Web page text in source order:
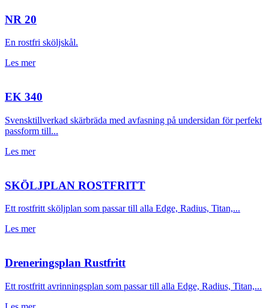
NR 20
En rostfri sköljskål.
Les mer
EK 340
Svensktillverkad skärbräda med avfasning på undersidan för perfekt
passform till...
Les mer
SKÖLJPLAN ROSTFRITT
Ett rostfritt sköljplan som passar till alla Edge, Radius, Titan,...
Les mer
Dreneringsplan Rustfritt
Ett rostfritt avrinningsplan som passar till alla Edge, Radius, Titan,...